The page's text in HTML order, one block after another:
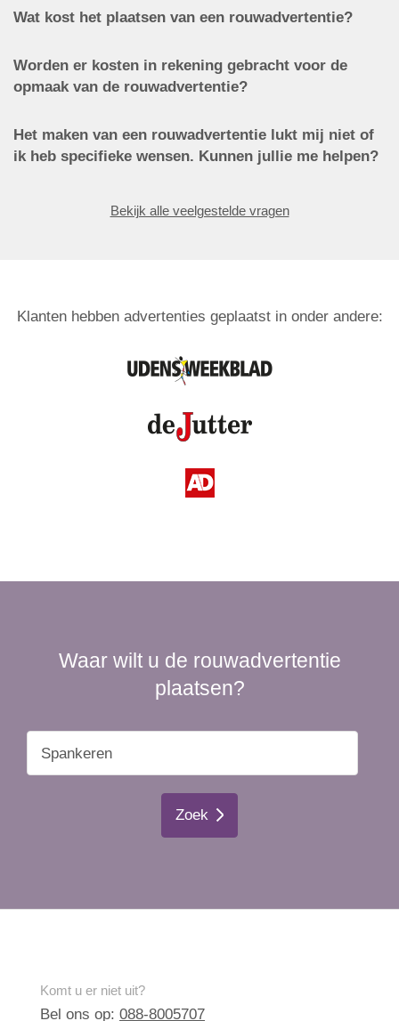
Wat kost het plaatsen van een rouwadvertentie?
Worden er kosten in rekening gebracht voor de
opmaak van de rouwadvertentie?
Het maken van een rouwadvertentie lukt mij niet of
ik heb specifieke wensen. Kunnen jullie me helpen?
Bekijk alle veelgestelde vragen
Klanten hebben advertenties geplaatst in onder andere:
Waar wilt u de rouwadvertentie
plaatsen?
Zoek
Komt u er niet uit?
Bel ons op: 088-8005707